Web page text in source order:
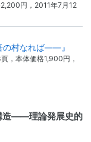
円，2011年7月12
村なれば――』
，本体価格1,900円，
造――理論発展史的